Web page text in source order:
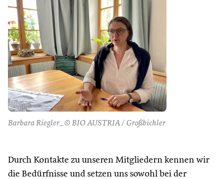
Barbara Riegler_© BIO AUSTRIA / Großbichler
Durch Kontakte zu unseren Mitgliedern kennen wir
die Bedürfnisse und setzen uns sowohl bei der